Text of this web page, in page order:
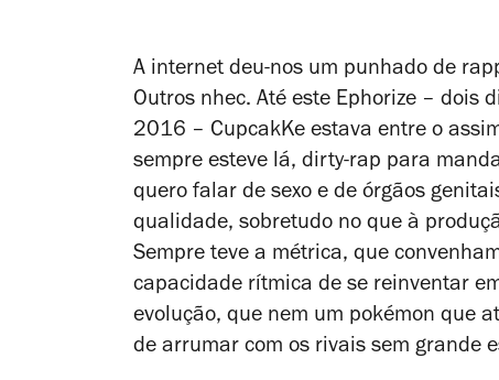
A internet deu-nos um punhado de
Outros nhec. Até este Ephorize – dois
2016 – CupcakKe estava entre o
sempre esteve lá, dirty-rap para
quero falar de sexo e de órgãos
qualidade, sobretudo no que à
Sempre teve a métrica, que
capacidade rítmica de se reinventar
evolução, que nem um pokémon que
de arrumar com os rivais sem grande